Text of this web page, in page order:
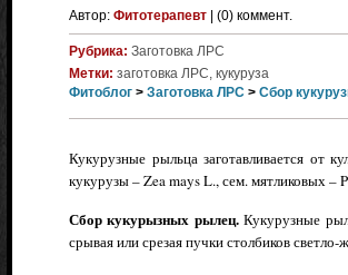
Автор: Фитотерапевт (0) коммент.
Рубрика: Заготовка ЛРС
Метки: заготовка ЛРС, кукуруза
Фитоблог > Заготовка ЛРС > Сбор
Кукурузные рыльца заготавливается от
кукурузы – Zea mays L., сем. мятликовых –
Сбор кукурызных рылец.Кукурузные
срывая или срезая пучки столбиков